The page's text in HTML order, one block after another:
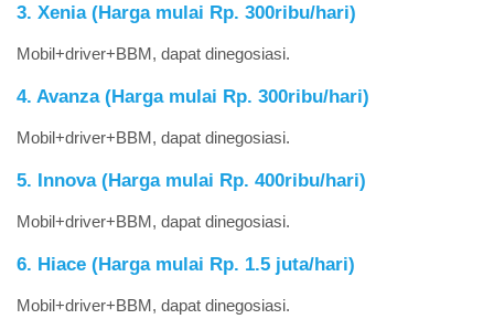
3. Xenia (Harga mulai Rp. 300ribu/hari)
Mobil+driver+BBM, dapat dinegosiasi.
4. Avanza (Harga mulai Rp. 300ribu/hari)
Mobil+driver+BBM, dapat dinegosiasi.
5. Innova (Harga mulai Rp. 400ribu/hari)
Mobil+driver+BBM, dapat dinegosiasi.
6. Hiace (Harga mulai Rp. 1.5 juta/hari)
Mobil+driver+BBM, dapat dinegosiasi.